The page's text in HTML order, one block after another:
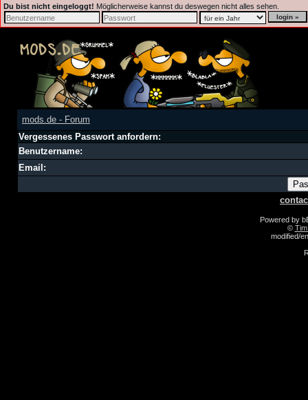
Du bist nicht eingeloggt! Möglicherweise kannst du deswegen nicht alles sehen.
mods.de - Forum
Vergessenes Passwort anfordern:
Benutzername:
Email:
Powered by
©
modified/